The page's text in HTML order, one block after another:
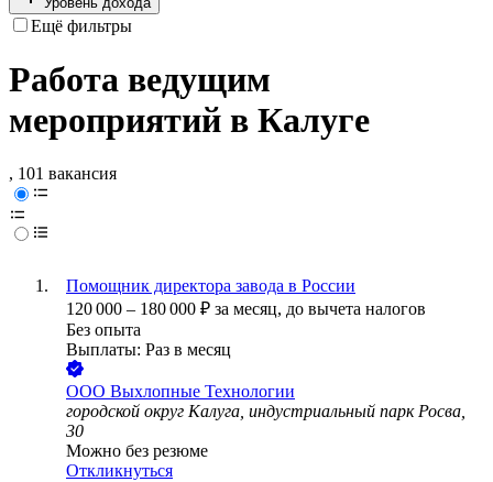
Ещё фильтры
Работа ведущим
мероприятий в Калуге
, 101 вакансия
Помощник директора завода в России
120 000 – 180 000 ₽ за месяц, до вычета налогов
Без опыта
Выплаты: Раз в месяц
ООО Выхлопные Технологии
городской округ Калуга, индустриальный парк Росва,
30
Можно без резюме
Откликнуться